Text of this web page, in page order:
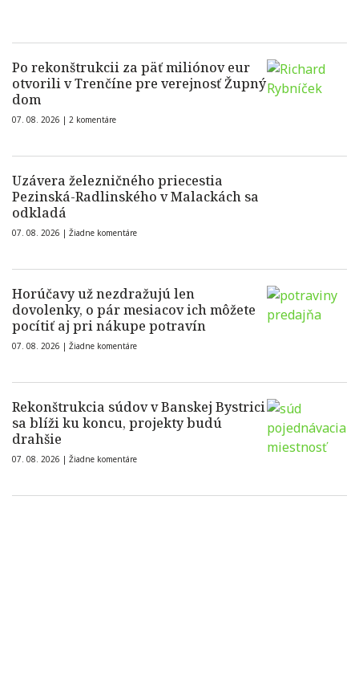
Po rekonštrukcii za päť miliónov eur
otvorili v Trenčíne pre verejnosť Župný
dom
07. 08. 2026 | 2 komentáre
Uzávera železničného priecestia
Pezinská-Radlinského v Malackách sa
odkladá
07. 08. 2026 | Žiadne komentáre
Horúčavy už nezdražujú len
dovolenky, o pár mesiacov ich môžete
pocítiť aj pri nákupe potravín
07. 08. 2026 | Žiadne komentáre
Rekonštrukcia súdov v Banskej Bystrici
sa blíži ku koncu, projekty budú
drahšie
07. 08. 2026 | Žiadne komentáre